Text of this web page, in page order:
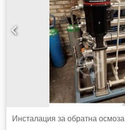
Инсталация за обратна осмоза